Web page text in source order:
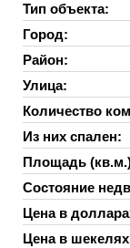
Тип объекта:
Город:
Район:
Улица:
Количество
Из них спален:
Площадь
Состояние
Цена в
Цена в